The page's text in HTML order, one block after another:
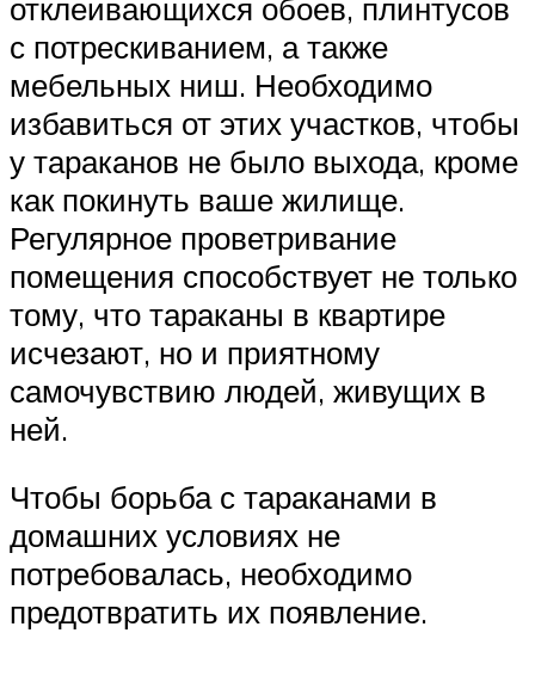
отклеивающихся обоев, плинтусов
с потрескиванием, а также
мебельных ниш. Необходимо
избавиться от этих участков, чтобы
у тараканов не было выхода, кроме
как покинуть ваше жилище.
Регулярное проветривание
помещения способствует не только
тому, что тараканы в квартире
исчезают, но и приятному
самочувствию людей, живущих в
ней.
Чтобы борьба с тараканами в
домашних условиях не
потребовалась, необходимо
предотвратить их появление.